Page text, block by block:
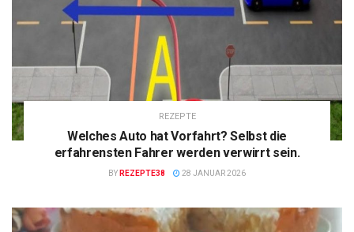
REZEPTE
Welches Auto hat Vorfahrt? Selbst die
erfahrensten Fahrer werden verwirrt sein.
BY REZEPTE38 28 JANUAR 2026